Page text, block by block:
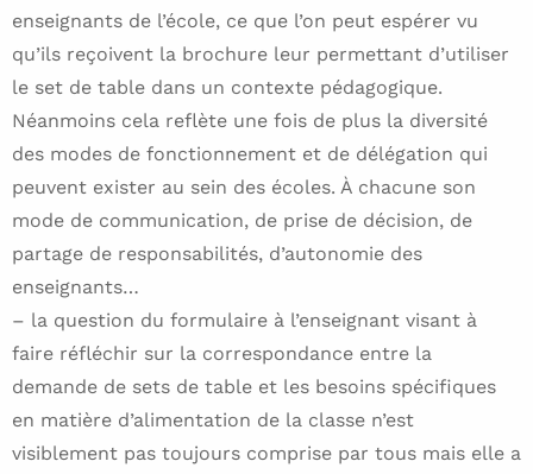
enseignants de l’école, ce que l’on peut espérer vu
qu’ils reçoivent la brochure leur permettant d’utiliser
le set de table dans un contexte pédagogique.
Néanmoins cela reflète une fois de plus la diversité
des modes de fonctionnement et de délégation qui
peuvent exister au sein des écoles. À chacune son
mode de communication, de prise de décision, de
partage de responsabilités, d’autonomie des
enseignants…
– la question du formulaire à l’enseignant visant à
faire réfléchir sur la correspondance entre la
demande de sets de table et les besoins spécifiques
en matière d’alimentation de la classe n’est
visiblement pas toujours comprise par tous mais elle a